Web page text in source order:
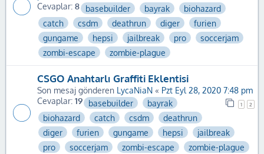
Cevaplar: 8 basebuilder bayrak
biohazard
catch
csdm deathrun diger
furien
gungame
hepsi jailbreak pro
soccerjam
zombi-escape
zombie-plague
CSGO Anahtarlı Graffiti Eklentisi
Son mesaj gönderen LycaNiaN « Pzt Eyl 28, 2020 7:48 pm
Cevaplar: 19 1 2
basebuilder
bayrak
biohazard
catch csdm
deathrun
diger
furien gungame hepsi
jailbreak
pro
soccerjam zombi-escape zombie-plague